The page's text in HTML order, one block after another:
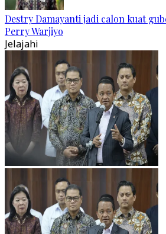
Destry Damayanti jadi calon kuat
Perry Warjiyo
Jelajahi